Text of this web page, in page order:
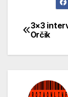
3×3
Orčik